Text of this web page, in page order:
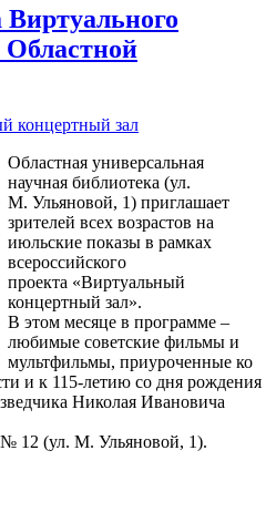
Областной
концертный зал
Областная универсальная
научная библиотека (ул.
М. Ульяновой, 1) приглашает
зрителей всех возрастов на
июльские показы в рамках
всероссийского
проекта «Виртуальный
концертный зал».
В этом месяце в программе –
любимые советские фильмы и
мультфильмы, приуроченные ко
и к 115-летию со дня рождения
Николая Ивановича
№ 12 (ул. М. Ульяновой, 1).